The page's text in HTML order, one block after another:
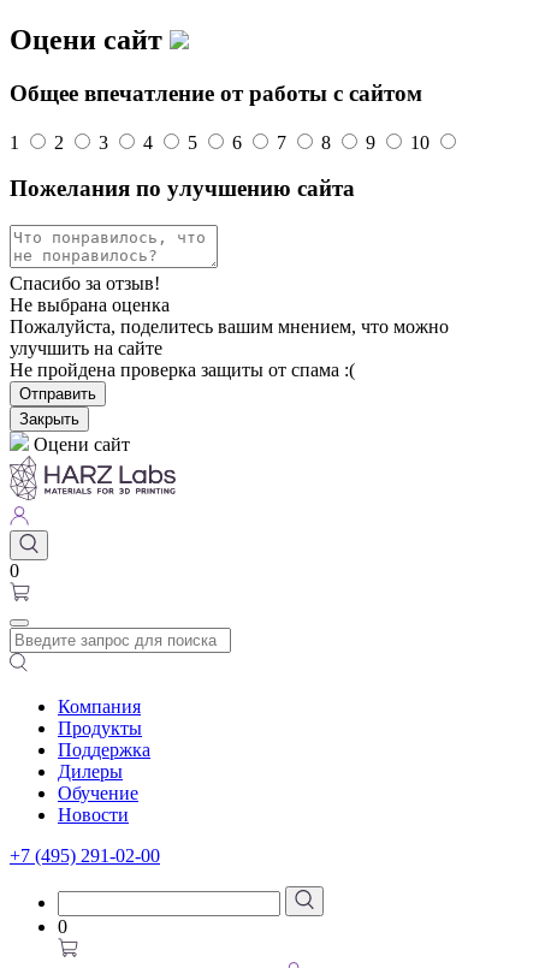
Оцени сайт
Общее впечатление от работы с сайтом
1 2 3 4 5 6 7 8 9 10
Пожелания по улучшению сайта
Спасибо за отзыв!
Не выбрана оценка
Пожалуйста, поделитесь вашим мнением, что можно
улучшить на сайте
Не пройдена проверка защиты от спама :(
Отправить
Закрыть
Оцени сайт
0
Компания
Продукты
Поддержка
Дилеры
Обучение
Новости
+7 (495) 291-02-00
0